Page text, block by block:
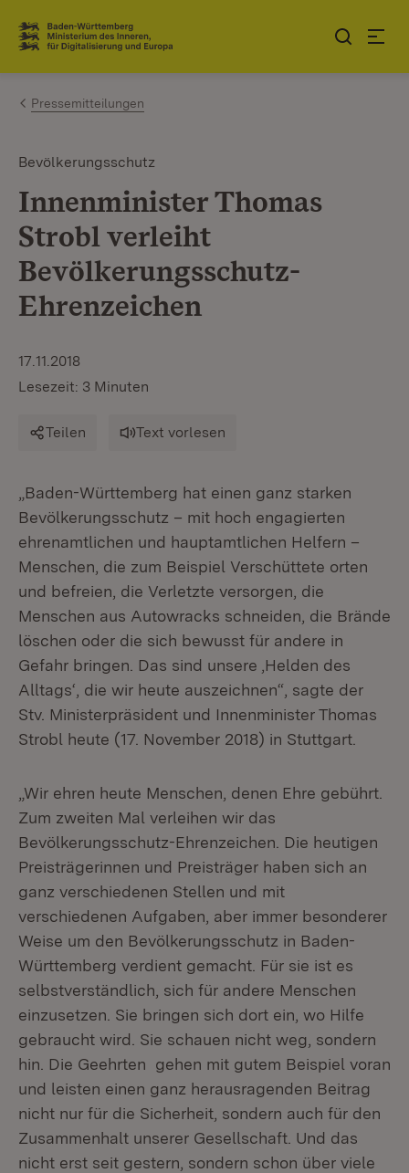
Zum Inhalt springen
Link zur Startseite
Pressemitteilungen
Bevölkerungsschutz
Innenminister Thomas
Strobl verleiht
Bevölkerungsschutz-
Ehrenzeichen
17.11.2018
Lesezeit: 3 Minuten
Teilen Text vorlesen
„Baden-Württemberg hat einen ganz starken
Bevölkerungsschutz – mit hoch engagierten
ehrenamtlichen und hauptamtlichen Helfern –
Menschen, die zum Beispiel Verschüttete orten
und befreien, die Verletzte versorgen, die
Menschen aus Autowracks schneiden, die Brände
löschen oder die sich bewusst für andere in
Gefahr bringen. Das sind unsere ‚Helden des
Alltags‘, die wir heute auszeichnen“, sagte der
Stv. Ministerpräsident und Innenminister Thomas
Strobl heute (17. November 2018) in Stuttgart.
„Wir ehren heute Menschen, denen Ehre gebührt.
Zum zweiten Mal verleihen wir das
Bevölkerungsschutz-Ehrenzeichen. Die heutigen
Preisträgerinnen und Preisträger haben sich an
ganz verschiedenen Stellen und mit
verschiedenen Aufgaben, aber immer besonderer
Weise um den Bevölkerungsschutz in Baden-
Württemberg verdient gemacht. Für sie ist es
selbstverständlich, sich für andere Menschen
einzusetzen. Sie bringen sich dort ein, wo Hilfe
gebraucht wird. Sie schauen nicht weg, sondern
hin. Die Geehrten gehen mit gutem Beispiel voran
und leisten einen ganz herausragenden Beitrag
nicht nur für die Sicherheit, sondern auch für den
Zusammenhalt unserer Gesellschaft. Und das
nicht erst seit gestern, sondern schon über viele